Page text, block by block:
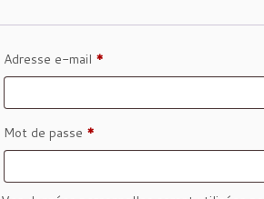
Adresse e-mail *
Mot de passe *